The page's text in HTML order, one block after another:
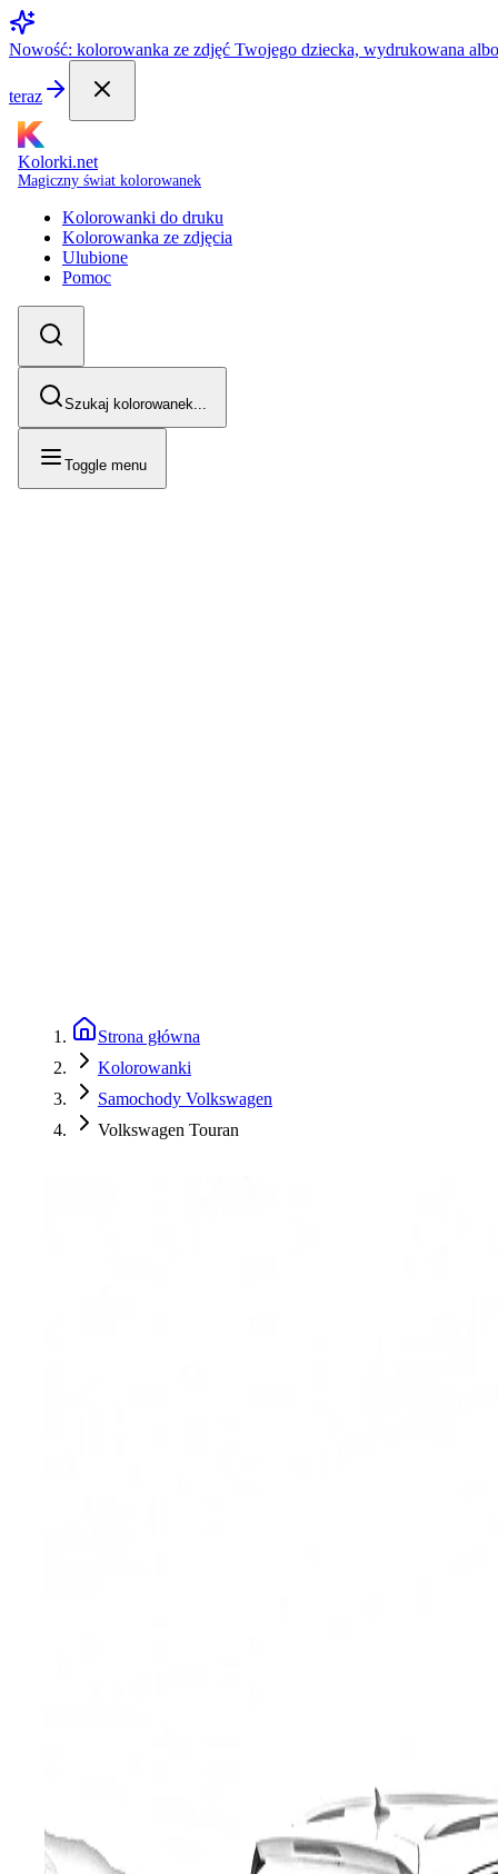
Nowość: kolorowanka ze zdjęć Twojego dziecka, wydrukowana
teraz
Kolorki.net
Magiczny świat kolorowanek
Kolorowanki do druku
Kolorowanka ze zdjęcia
Ulubione
Pomoc
Szukaj kolorowanek...
Toggle menu
Strona główna
Kolorowanki
Samochody Volkswagen
Volkswagen Touran